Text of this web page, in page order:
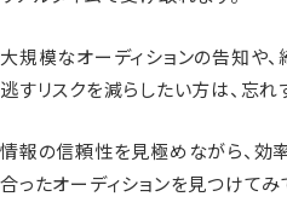
大規模なオーディションの告知や
逃すリスクを減らしたい方は、忘れ
情報の信頼性を見極めながら、効
合ったオーディションを見つけてみ